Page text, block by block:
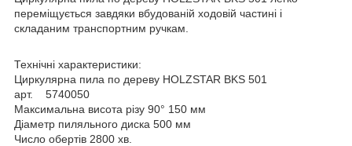
переміщується завдяки вбудованій ходовій частині і
складаним транспортним ручкам.
Технічні характеристики:
Циркулярна пила по дереву HOLZSTAR BKS 501
арт. 5740050
Максимальна висота різу 90° 150 мм
Діаметр пиляльного диска 500 мм
Число обертів 2800 хв.